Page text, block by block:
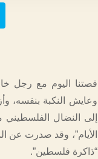
وعايش النكبة بنفسه،
إلى النضال
الأيام”، وقد صدرت عن
“ذاكرة فلسطين”.